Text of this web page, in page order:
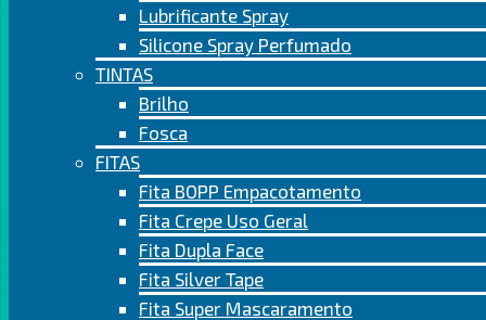
Lubrificante Spray
Silicone Spray Perfumado
TINTAS
Brilho
Fosca
FITAS
Fita BOPP Empacotamento
Fita Crepe Uso Geral
Fita Dupla Face
Fita Silver Tape
Fita Super Mascaramento